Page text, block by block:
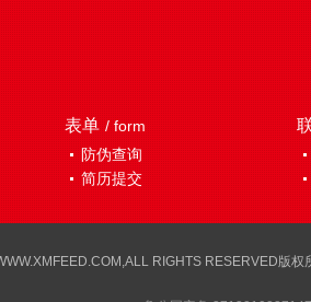
表单 / form
防伪查询
简历提交
RIGHTS RESERVED版